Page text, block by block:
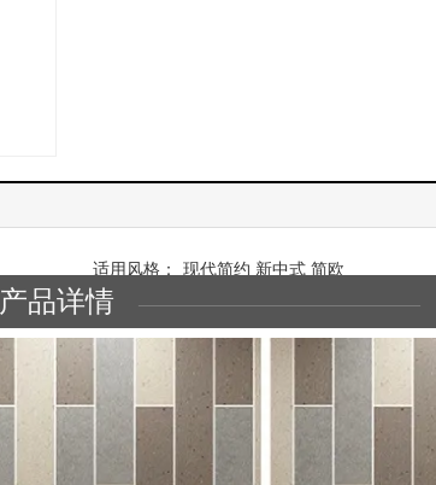
产品详情 —————————————
适用风格： 现代简约 新中式 简欧